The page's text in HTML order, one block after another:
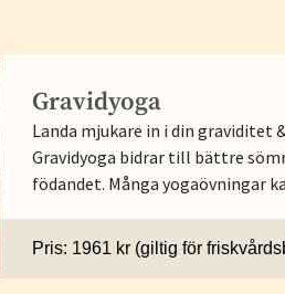
Gravidyoga
Landa mjukare in i din graviditet
Gravidyoga bidrar till bättre
födandet. Många yogaövningar
Pris: 1961 kr (giltig för